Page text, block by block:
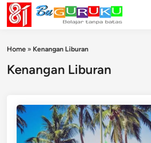
Skip
content
Home » Kenangan Liburan
Kenangan Liburan